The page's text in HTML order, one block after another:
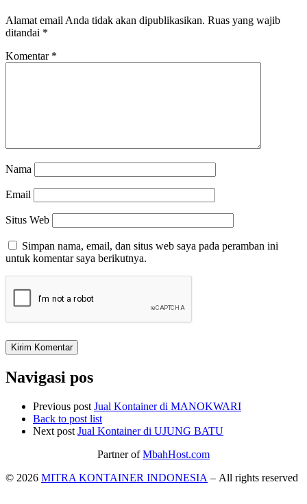
Alamat email Anda tidak akan dipublikasikan. Ruas yang wajib
ditandai *
Komentar *
Nama
Email
Situs Web
Simpan nama, email, dan situs web saya pada peramban ini
untuk komentar saya berikutnya.
Navigasi pos
Previous post Jual Kontainer di MANOKWARI
Back to post list
Next post Jual Kontainer di UJUNG BATU
Partner ofMbahHost.com
© 2026 MITRA KONTAINER INDONESIA – All rights reserved